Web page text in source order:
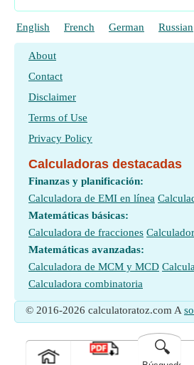
English French German Russian
About
Contact
Disclaimer
Terms of Use
Privacy Policy
Calculadoras destacadas
Finanzas y planificación:
Calculadora de EMI en línea
Matemáticas básicas:
Calculadora de fracciones
Matemáticas avanzadas:
Calculadora de MCM y MCD
Calculadora combinatoria
© 2016-2026 calculatoratoz.com A
🔍